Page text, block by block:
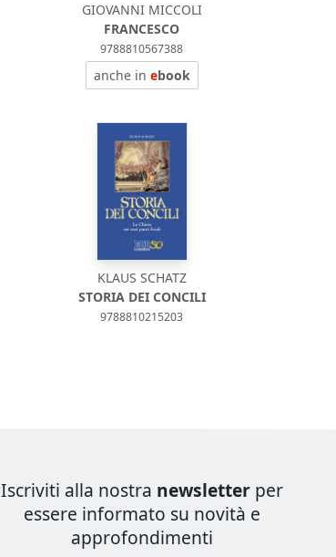
GIOVANNI MICCOLI
FRANCESCO
9788810567388
anche in ebook
KLAUS SCHATZ
STORIA DEI CONCILI
9788810215203
Iscriviti alla nostra newsletter per
essere informato su novità e
approfondimenti